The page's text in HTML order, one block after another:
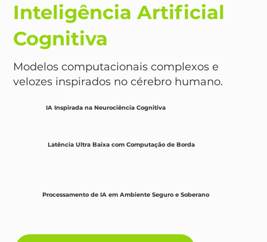
Inteligência Artificial
Cognitiva
Modelos computacionais complexos e
velozes inspirados no cérebro humano.
IA Inspirada na Neurociência Cognitiva
Latência Ultra Baixa com Computação de Borda
Processamento de IA em Ambiente Seguro e Soberano